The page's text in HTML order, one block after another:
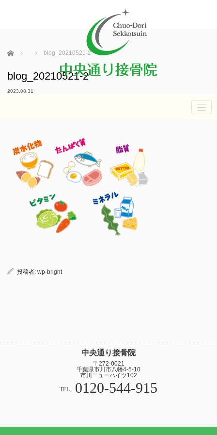
ホーム blog_20210521-2
blog_20210521-2
2023.08.31
投稿者: wp-bright
中央通り接骨院
〒272-0021
千葉県市川市八幡4-5-10
市川ニューハイツ102
TEL. 0120-544-915